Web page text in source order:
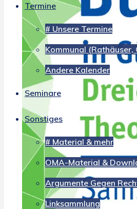
Termine
# Unsere Termine
Kommunal (Rathäuser,
Andere Kalender
Seminare
Sonstiges
# Material & mehr
OMA-Material &
Argumente Gegen
Linksammlung